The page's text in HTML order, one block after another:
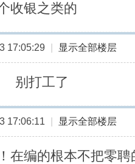
收银之类的
17:05:29 显示全部楼层
别打工了
17:06:11 显示全部楼层
在编的根本不把零